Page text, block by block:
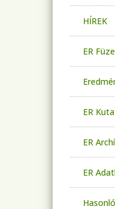
HÍREK
ER
ER
ER
ER